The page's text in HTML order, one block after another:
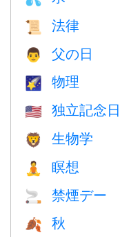
📜 法律
👨 父の日
🌠 物理
🇺🇸 独立記念日
🦁 生物学
🧘 瞑想
🚬 禁煙デー
🍂 秋